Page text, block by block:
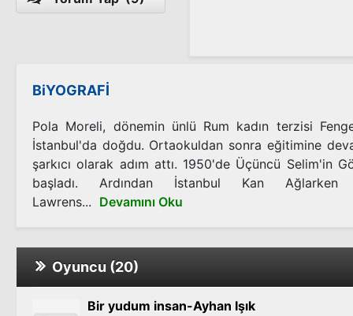
BiYOGRAFİ
Pola Moreli, dönemin ünlü Rum kadın terzisi
İstanbul'da doğdu. Ortaokuldan sonra eğitimine
şarkıcı olarak adım attı. 1950'de Üçüncü Selim'in
başladı. Ardından İstanbul Kan
Lawrens... Devamını Oku
Oyuncu (20)
Bir yudum insan-Ayhan Işık